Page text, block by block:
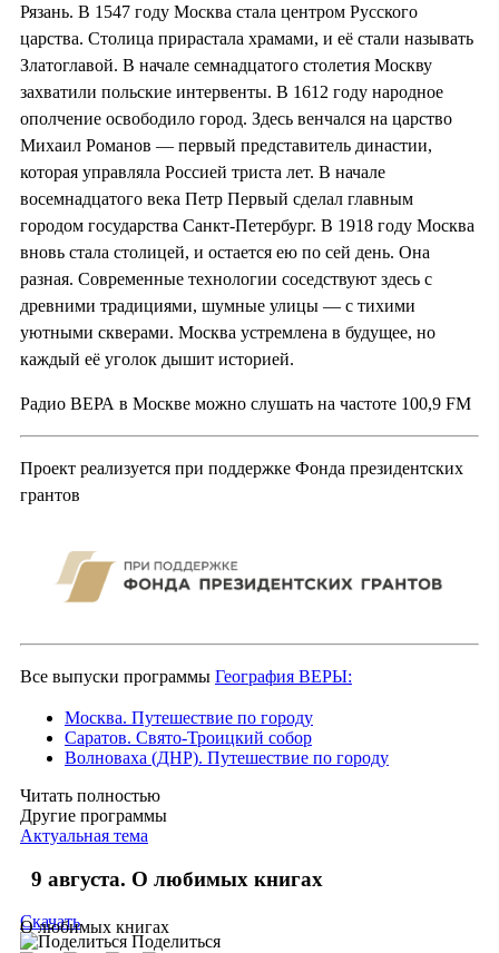
Рязань. В 1547 году Москва стала центром Русского
царства. Столица прирастала храмами, и её стали называть
Златоглавой. В начале семнадцатого столетия Москву
захватили польские интервенты. В 1612 году народное
ополчение освободило город. Здесь венчался на царство
Михаил Романов — первый представитель династии,
которая управляла Россией триста лет. В начале
восемнадцатого века Петр Первый сделал главным
городом государства Санкт-Петербург. В 1918 году Москва
вновь стала столицей, и остается ею по сей день. Она
разная. Современные технологии соседствуют здесь с
древними традициями, шумные улицы — с тихими
уютными скверами. Москва устремлена в будущее, но
каждый её уголок дышит историей.
Радио ВЕРА в Москве можно слушать на частоте 100,9 FM
Проект реализуется при поддержке Фонда президентских
грантов
Все выпуски программы География ВЕРЫ:
Москва. Путешествие по городу
Саратов. Свято-Троицкий собор
Волноваха (ДНР). Путешествие по городу
Читать полностью
Другие программы
Актуальная тема
9 августа. О любимых книгах
О любимых книгах
Скачать
Поделиться